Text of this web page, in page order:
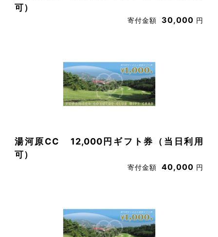
可）
寄付金額 30,000 円
湯河原CC 12,000円ギフト券（当日利用
可）
寄付金額 40,000 円